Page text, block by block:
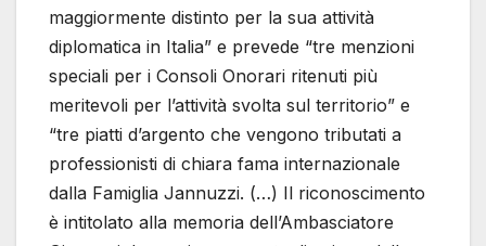
maggiormente distinto per la sua attività
diplomatica in Italia” e prevede “tre menzioni
speciali per i Consoli Onorari ritenuti più
meritevoli per l’attività svolta sul territorio” e
“tre piatti d’argento che vengono tributati a
professionisti di chiara fama internazionale
dalla Famiglia Jannuzzi. (…) Il riconoscimento
è intitolato alla memoria dell’Ambasciatore